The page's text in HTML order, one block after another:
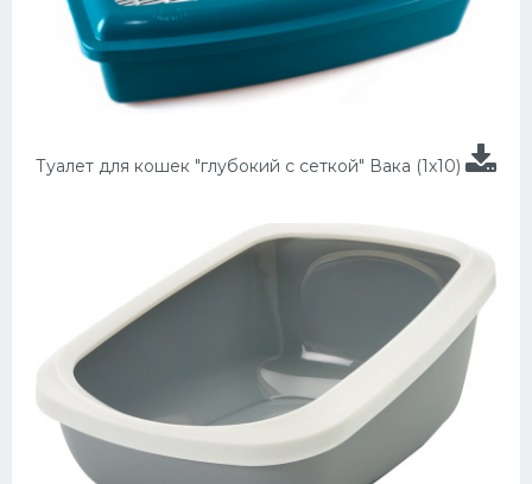
Туалет для кошек "глубокий с сеткой" Вака (1х10)